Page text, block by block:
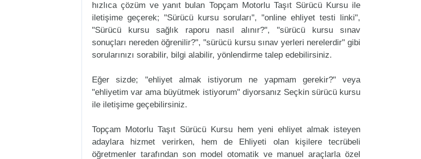
hızlıca çözüm ve yanıt bulan Topçam Motorlu Taşıt Sürücü Kursu ile
iletişime geçerek; "Sürücü kursu soruları", "online ehliyet testi linki",
"Sürücü kursu sağlık raporu nasıl alınır?", "sürücü kursu sınav
sonuçları nereden öğrenilir?", "sürücü kursu sınav yerleri nerelerdir" gibi
sorularınızı sorabilir, bilgi alabilir, yönlendirme talep edebilirsiniz.
Eğer sizde; "ehliyet almak istiyorum ne yapmam gerekir?" veya
"ehliyetim var ama büyütmek istiyorum" diyorsanız Seçkin sürücü kursu
ile iletişime geçebilirsiniz.
Topçam Motorlu Taşıt Sürücü Kursu hem yeni ehliyet almak isteyen
adaylara hizmet verirken, hem de Ehliyeti olan kişilere tecrübeli
öğretmenler tarafından son model otomatik ve manuel araçlarla özel